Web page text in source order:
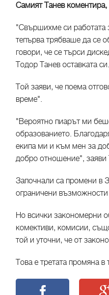
Самият Танев
"Свършихме си работата
тепърва трябваше да се
говори, че се търси
Тодор Танев оставката си.
Той заяви, че поема
време".
"Вероятно пиарът ми
образованието.
екипа ми и към мен за
добро отношение", заяви
Започнали са промени в
ограничени
Но всички закономерни
комективи, комисии,
той и уточни, че от
Това е третата промяна